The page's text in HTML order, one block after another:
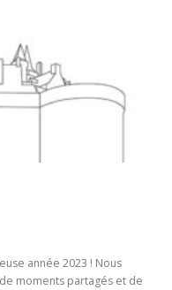
année 2023 ! Nous
moments partagés et de